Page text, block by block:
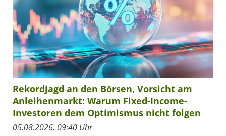
Rekordjagd an den Börsen, Vorsicht am
Anleihenmarkt: Warum Fixed-Income-
Investoren dem Optimismus nicht folgen
05.08.2026, 09:40 Uhr